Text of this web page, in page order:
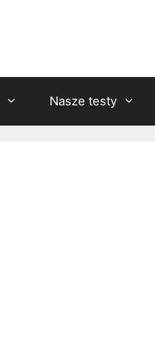
Nasze testy